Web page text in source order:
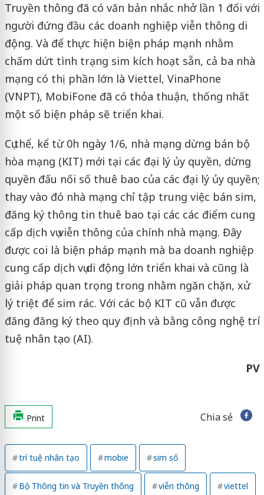
Truyền thông đã có văn bản nhắc nhở lần 1 đối với
người đứng đầu các doanh nghiệp viễn thông di
động. Và để thực hiện biện pháp mạnh nhằm
chấm dứt tình trạng sim kích hoạt sẵn, cả ba nhà
mạng có thị phần lớn là Viettel, VinaPhone
(VNPT), MobiFone đã có thỏa thuận, thống nhất
một số biện pháp sẽ triển khai.
Cụ thể, kể từ 0h ngày 1/6, nhà mạng dừng bán bộ
hòa mạng (KIT) mới tại các đại lý ủy quyền, dừng
quyền đấu nối số thuê bao của các đại lý ủy quyền;
thay vào đó nhà mạng chỉ tập trung việc bán sim,
đăng ký thông tin thuê bao tại các các điểm cung
cấp dịch vụ viễn thông của chính nhà mạng. Đây
được coi là biện pháp mạnh mà ba doanh nghiệp
cung cấp dịch vụ di động lớn triển khai và cũng là
giải pháp quan trọng trong nhằm ngăn chặn, xử
lý triệt để sim rác. Với các bộ KIT cũ vẫn được
đăng đăng ký theo quy định và bằng công nghệ trí
tuệ nhân tạo (AI).
PV
Print Chia sẻ
trí tuệ nhân tạo mobie sim số
Bộ Thông tin và Truyền thông viễn thông viettel